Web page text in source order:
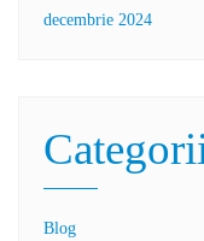
decembrie 2024
Blog